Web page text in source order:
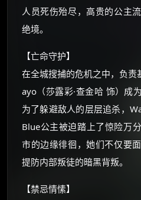
人员死伤殆尽，高贵的公主
绝境。
【亡命守护】
在全城搜捕的危机之中，负
ayo（莎露彩·查金哈 饰）成
为了躲避敌人的层层追杀，
Blue公主被迫踏上了惊险万
市的边缘徘徊，她们不仅要
提防内部叛徒的暗黑背叛。
【禁忌情愫】
如夸克12个月送
价格有浮动，请直
⚡ 前往【大淘